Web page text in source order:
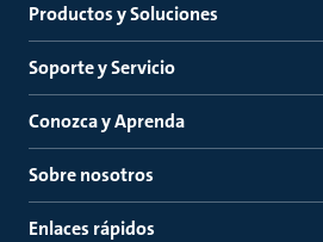
Productos y Soluciones
Soporte y Servicio
Conozca y Aprenda
Sobre nosotros
Enlaces rápidos